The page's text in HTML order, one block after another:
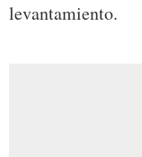
levantamiento.